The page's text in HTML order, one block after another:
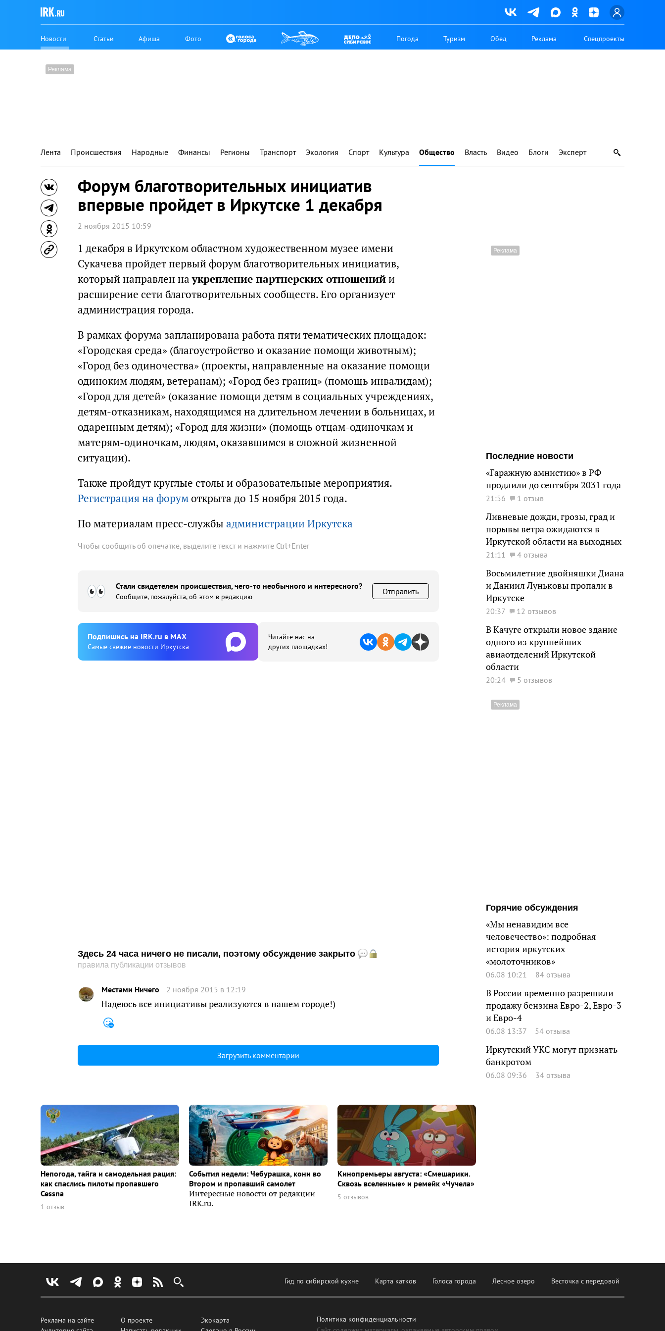
Новости Статьи Афиша Фото Погода Туризм Обед Реклама Спецпроекты
Лента Происшествия Народные Финансы Регионы Транспорт Экология Спорт Культура Общество Власть Видео Блоги Эксперт
Форум благотворительных инициатив
впервые пройдет в Иркутске 1 декабря
2 ноября 2015 10:59
1 декабря в Иркутском областном художественном музее имени
Сукачева пройдет первый форум благотворительных инициатив,
который направлен наукрепление партнерских отношенийи
расширение сети благотворительных сообществ. Его организует
администрация города.
В рамках форума запланирована работа пяти тематических площадок:
«Городская среда» (благоустройство и оказание помощи животным);
«Город без одиночества» (проекты, направленные на оказание помощи
одиноким людям, ветеранам); «Город без границ» (помощь инвалидам);
«Город для детей» (оказание помощи детям в социальных учреждениях,
детям-отказникам, находящимся на длительном лечении в больницах, и
одаренным детям); «Город для жизни» (помощь отцам-одиночкам и
матерям-одиночкам, людям, оказавшимся в сложной жизненной
ситуации).
Также пройдут круглые столы и образовательные мероприятия.
Регистрация на форумоткрыта до 15 ноября 2015 года.
По материалам пресс-службы администрации Иркутска
Чтобы сообщить об опечатке, выделите текст и нажмите Ctrl+Enter
Стали свидетелем происшествия, чего-то необычного и интересного?
Сообщите, пожалуйста, об этом в редакцию
Отправить
Подпишиcь на IRK.ru в MAX
Cамые свежие новости Иркутска
Читайте нас на
других площадках!
Здесь 24 часа ничего не писали, поэтому обсуждение закрыто
правила публикации отзывов
Меcтами Ничего 2 ноября 2015 в 12:19
Надеюсь все инициативы реализуются в нашем городе!)
Загрузить комментарии
Последние новости
«Гаражную амнистию» в РФ
продлили до сентября 2031 года
21:56 1 отзыв
Ливневые дожди, грозы, град и
порывы ветра ожидаются в
Иркутской области на выходных
21:11 4 отзыва
Восьмилетние двойняшки Диана
и Даниил Луньковы пропали в
Иркутске
20:37 12 отзывов
В Качуге открыли новое здание
одного из крупнейших
авиаотделений Иркутской
области
20:24 5 отзывов
Горячие обсуждения
«Мы ненавидим все
человечество»: подробная
история иркутских
«молоточников»
06.08 10:21 84 отзыва
В России временно разрешили
продажу бензина Евро-2, Евро-3
и Евро-4
06.08 13:37 54 отзыва
Иркутский УКС могут признать
банкротом
06.08 09:36 34 отзыва
Непогода, тайга и самодельная рация:
как спаслись пилоты пропавшего
Cessna
1 отзыв
События недели: Чебурашка, кони во
Втором и пропавший самолет
Интересные новости от редакции
IRK.ru.
Кинопремьеры августа: «Смешарики.
Сквозь вселенные» и ремейк «Чучела»
5 отзывов
Гид по сибирской кухне Карта катков Голоса города Лесное озеро Весточка с передовой
Реклама на сайте
О проекте
Экокарта
Политика конфиденциальности